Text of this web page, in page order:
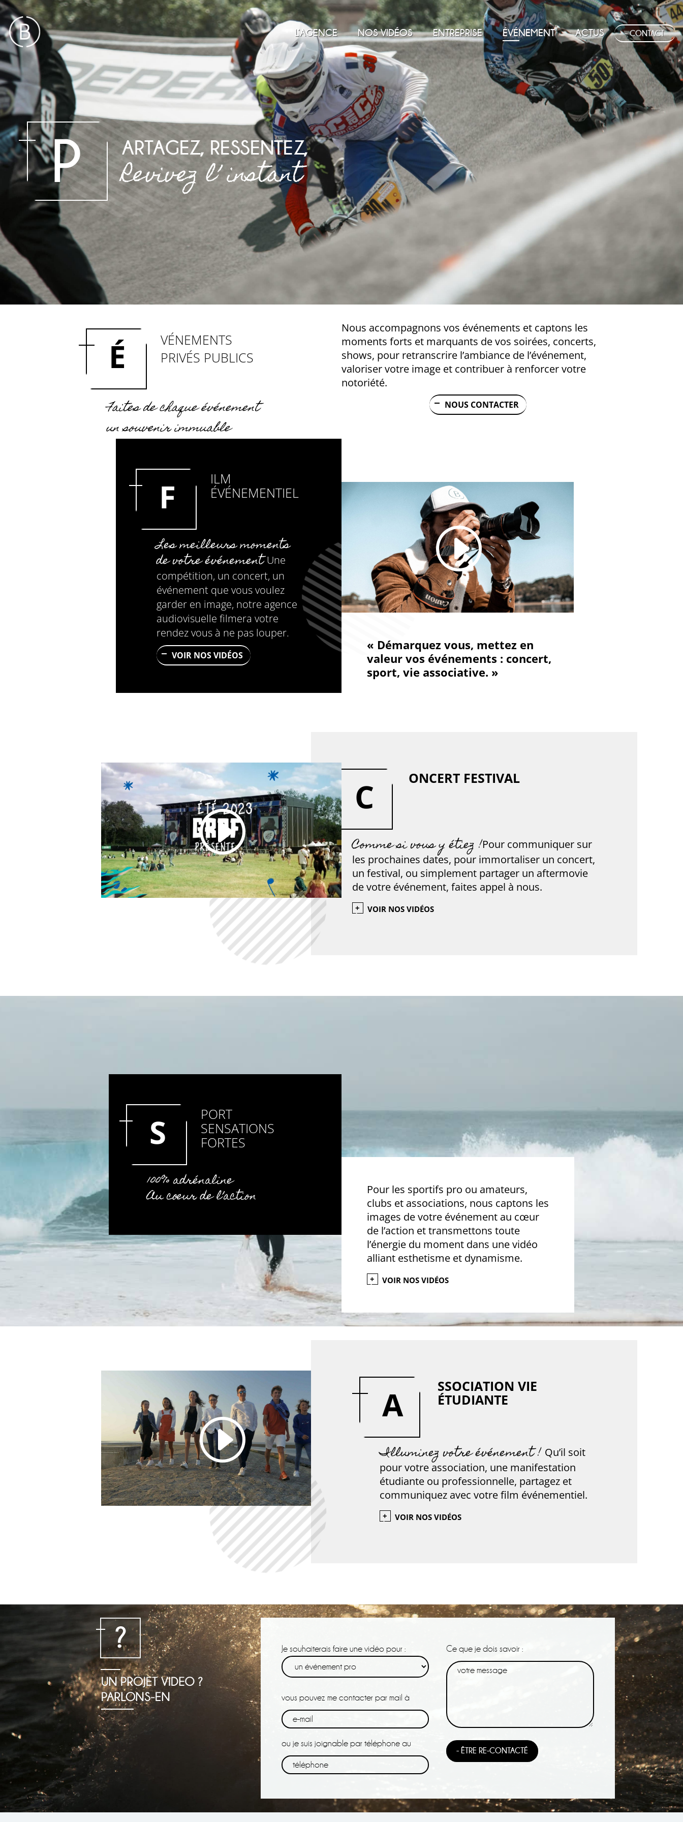
L’AGENCE NOS VIDÉOS ENTREPRISE ÉVÉNEMENT ACTUS – CONTACT
accueil> événement
É
VÉNEMENTS
PRIVÉS PUBLICS
Faites de chaque événement
un souvenir immuable
Nous accompagnons vos événements et captons les
moments forts et marquants de vos soirées, concerts,
shows, pour retranscrire l’ambiance de l’événement,
valoriser votre image et contribuer à renforcer votre
notoriété.
NOUS CONTACTER
F
ILM
ÉVÉNEMENTIEL
Les meilleurs moments
de votre événementUne
compétition, un concert, un
événement que vous voulez
garder en image, notre agence
audiovisuelle filmera votre
rendez vous à ne pas louper.
VOIR NOS VIDÉOS
« Démarquez vous, mettez en
valeur vos événements : concert,
sport, vie associative. »
C ONCERT FESTIVAL
Comme si vous y étiez !Pour communiquer sur
les prochaines dates, pour immortaliser un concert,
un festival, ou simplement partager un aftermovie
de votre événement, faites appel à nous.
VOIR NOS VIDÉOS
S
PORT
SENSATIONS
FORTES
100% adrénaline
Au cœur de l’action
Pour les sportifs pro ou amateurs,
clubs et associations, nous captons les
images de votre événement au cœur
de l’action et transmettons toute
l’énergie du moment dans une vidéo
alliant esthetisme et dynamisme.
VOIR NOS VIDÉOS
A SSOCIATION VIE
ÉTUDIANTE
Illuminez votre événement ! Qu’il soit
pour votre association, une manifestation
étudiante ou professionnelle, partagez et
communiquez avec votre film événementiel.
VOIR NOS VIDÉOS
Je souhaiterais faire une vidéo pour :
vous pouvez me contacter par mail à
ou je suis joignable par téléphone au
Ce que je dois savoir :